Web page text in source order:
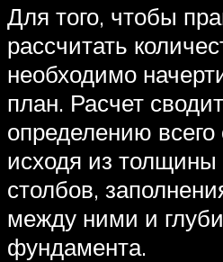
Для того, чтобы
рассчитать
необходимо
план. Расчет
определению
исходя из
столбов,
между ними и
фундамента.